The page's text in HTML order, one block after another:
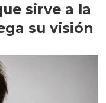
sirve a la
su visión